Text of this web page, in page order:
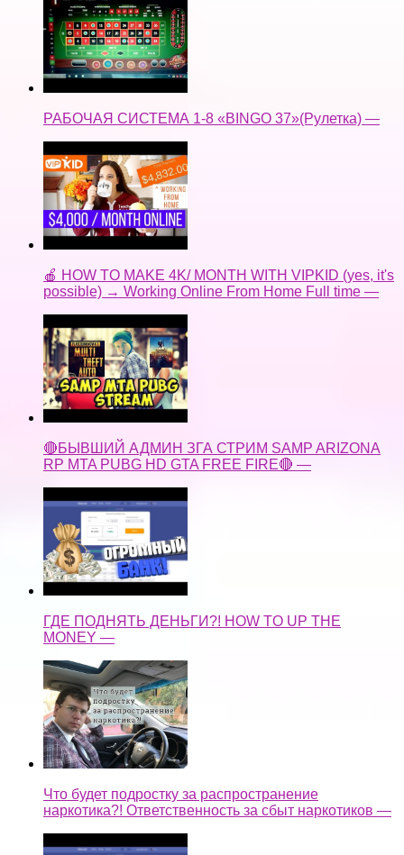
РАБОЧАЯ СИСТЕМА 1-8 «BINGO 37»(Рулетка) —
🍎 HOW TO MAKE 4K/ MONTH WITH VIPKID (yes, it's
possible) → Working Online From Home Full time —
🔴БЫВШИЙ АДМИН ЗГА СТРИМ SAMP ARIZONA
RP MTA PUBG HD GTA FREE FIRE🔴 —
ГДЕ ПОДНЯТЬ ДЕНЬГИ?! HOW TO UP THE
MONEY —
Что будет подростку за распространение
наркотика?! Ответственность за сбыт наркотиков —